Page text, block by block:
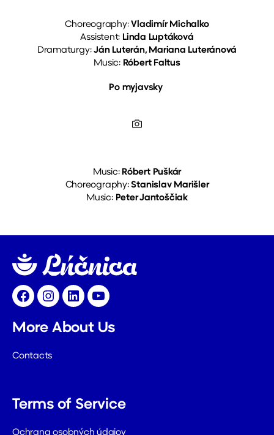
Choreography: Vladimír Michalko
Assistent: Linda Luptáková
Dramaturgy:Ján Luterán, Mariana Luteránová
Music: Róbert Faltus
Po myjavsky
Music: Róbert Puškár
Choreography:Stanislav Marišler
Music: Peter Jantoščiak
FacebookInstagramLinkedInYouTube
More About Us
Contacts
Terms of Service
Ochrana osobných údajov